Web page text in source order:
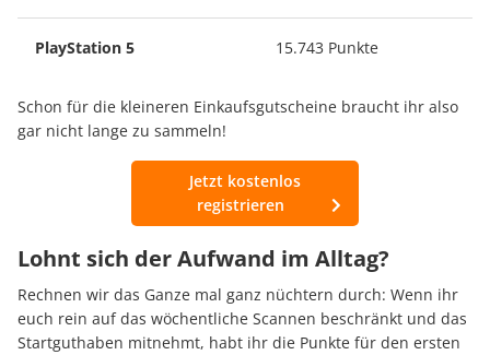
PlayStation 5 15.743 Punkte
Schon für die kleineren Einkaufsgutscheine braucht ihr also
gar nicht lange zu sammeln!
Jetzt kostenlos
registrieren
Lohnt sich der Aufwand im Alltag?
Rechnen wir das Ganze mal ganz nüchtern durch: Wenn ihr
euch rein auf das wöchentliche Scannen beschränkt und das
Startguthaben mitnehmt, habt ihr die Punkte für den ersten